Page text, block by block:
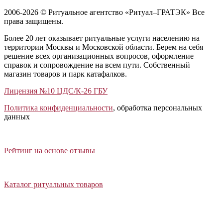
2006-2026 © Ритуальное агентство «Ритуал–ГРАТЭК» Все
права защищены.
Более 20 лет оказывает ритуальные услуги населению на
территории Москвы и Московской области. Берем на себя
решение всех организационных вопросов, оформление
справок и сопровождение на всем пути. Собственный
магазин товаров и парк катафалков.
Лицензия №10 ЦДС/К-26 ГБУ
Политика конфиденциальности, обработка персональных
данных
Рейтинг на основе отзывы
Каталог ритуальных товаров